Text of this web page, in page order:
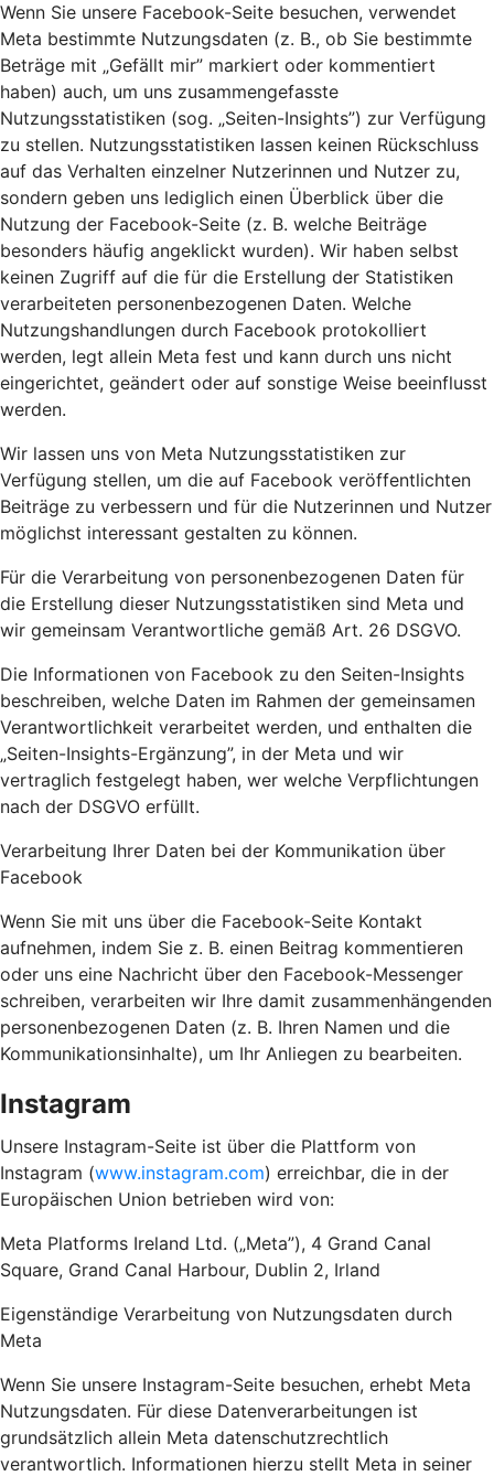
Wenn Sie unsere Facebook-Seite besuchen, verwendet
Meta bestimmte Nutzungsdaten (z. B., ob Sie bestimmte
Beträge mit „Gefällt mir” markiert oder kommentiert
haben) auch, um uns zusammengefasste
Nutzungsstatistiken (sog. „Seiten-Insights”) zur Verfügung
zu stellen. Nutzungsstatistiken lassen keinen Rückschluss
auf das Verhalten einzelner Nutzerinnen und Nutzer zu,
sondern geben uns lediglich einen Überblick über die
Nutzung der Facebook-Seite (z. B. welche Beiträge
besonders häufig angeklickt wurden). Wir haben selbst
keinen Zugriff auf die für die Erstellung der Statistiken
verarbeiteten personenbezogenen Daten. Welche
Nutzungshandlungen durch Facebook protokolliert
werden, legt allein Meta fest und kann durch uns nicht
eingerichtet, geändert oder auf sonstige Weise beeinflusst
werden.
Wir lassen uns von Meta Nutzungsstatistiken zur
Verfügung stellen, um die auf Facebook veröffentlichten
Beiträge zu verbessern und für die Nutzerinnen und Nutzer
möglichst interessant gestalten zu können.
Für die Verarbeitung von personenbezogenen Daten für
die Erstellung dieser Nutzungsstatistiken sind Meta und
wir gemeinsam Verantwortliche gemäß Art. 26 DSGVO.
Die Informationen von Facebook zu den Seiten-Insights
beschreiben, welche Daten im Rahmen der gemeinsamen
Verantwortlichkeit verarbeitet werden, und enthalten die
„Seiten-Insights-Ergänzung”, in der Meta und wir
vertraglich festgelegt haben, wer welche Verpflichtungen
nach der DSGVO erfüllt.
Verarbeitung Ihrer Daten bei der Kommunikation über
Facebook
Wenn Sie mit uns über die Facebook-Seite Kontakt
aufnehmen, indem Sie z. B. einen Beitrag kommentieren
oder uns eine Nachricht über den Facebook-Messenger
schreiben, verarbeiten wir Ihre damit zusammenhängenden
personenbezogenen Daten (z. B. Ihren Namen und die
Kommunikationsinhalte), um Ihr Anliegen zu bearbeiten.
Instagram
Unsere Instagram-Seite ist über die Plattform von
Instagram (www.instagram.com) erreichbar, die in der
Europäischen Union betrieben wird von:
Meta Platforms Ireland Ltd. („Meta”), 4 Grand Canal
Square, Grand Canal Harbour, Dublin 2, Irland
Eigenständige Verarbeitung von Nutzungsdaten durch
Meta
Wenn Sie unsere Instagram-Seite besuchen, erhebt Meta
Nutzungsdaten. Für diese Datenverarbeitungen ist
grundsätzlich allein Meta datenschutzrechtlich
verantwortlich. Informationen hierzu stellt Meta in seiner